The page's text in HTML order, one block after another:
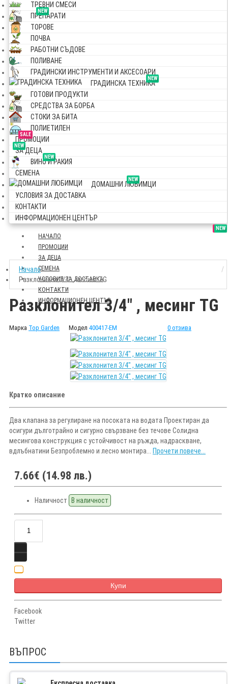
ТРЕВНИ СМЕСИ
NEW
ПРЕПАРАТИ
ТОРОВЕ
ПОЧВА
РАБОТНИ СЪДОВЕ
ПОЛИВАНЕ
ГРАДИНСКИ ИНСТРУМЕНТИ И АКСЕСОАРИ
NEW
ГРАДИНСКА ТЕХНИКА
ГОТОВИ ПРОДУКТИ
СРЕДСТВА ЗА БОРБА
СТОКИ ЗА БИТА
ПОЛИЕТИЛЕН
SALE
ПРОМОЦИИ
NEW
ЗА ДЕЦА
NEW
ВИНО И РАКИЯ
СЕМЕНА
NEW
ДОМАШНИ ЛЮБИМЦИ
УСЛОВИЯ ЗА ДОСТАВКА
КОНТАКТИ
ИНФОРМАЦИОНЕН ЦЕНТЪР
НАЧАЛО
SALE
ПРОМОЦИИ
NEW
ЗА ДЕЦА
СЕМЕНА
УСЛОВИЯ ЗА ДОСТАВКА
КОНТАКТИ
ИНФОРМАЦИОНЕН ЦЕНТЪР
Начало
Разклонител 3/4" , месинг TG
Разклонител 3/4" , месинг TG
Марка Top Garden Модел 400417-EM 0 отзива
Кратко описание
Два клапана за регулиране на посоката на водата Проектиран да
осигури дълготрайно и сигурно свързване без течове Солидна
месингова конструкция с устойчивост на ръжда, надраскване,
вдлъбнатини Безпроблемно и лесно монтира... Прочети повече...
7.66€ (14.98 лв.)
Наличност В наличност
Купи
Facebook
Twitter
ВЪПРОС